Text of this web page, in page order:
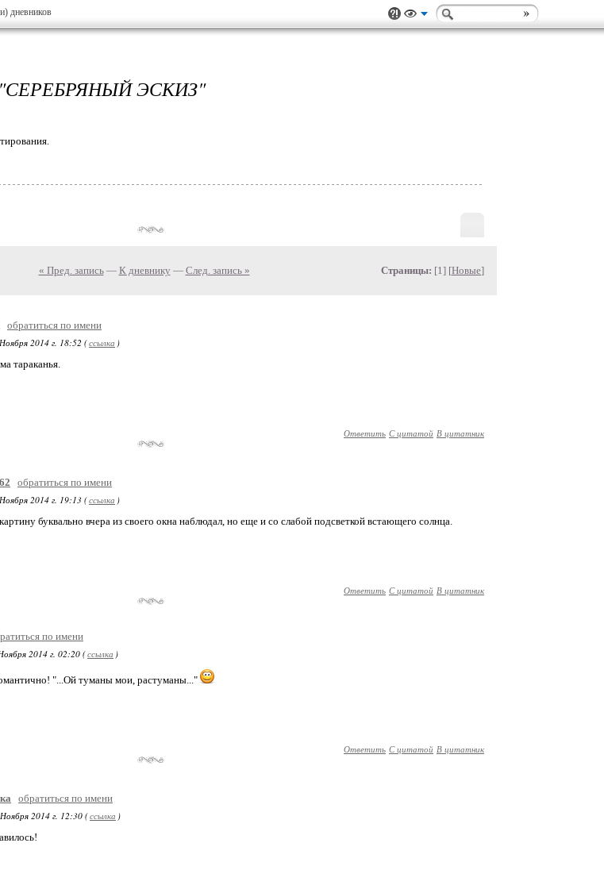
дневников
ЭСКИЗ"
« Пред. запись— К дневнику — След. запись » Страницы: [1] [Новые]
обратиться по имени
2014 г. 18:52 (ссылка )
тараканья.
Ответить С цитатой В цитатник
обратиться по имени
2014 г. 19:13 (ссылка )
буквально вчера из своего окна наблюдал, но еще и со слабой подсветкой встающего солнца.
Ответить С цитатой В цитатник
по имени
2014 г. 02:20 (ссылка )
"...Ой туманы мои, растуманы..."
Ответить С цитатой В цитатник
обратиться по имени
2014 г. 12:30 (ссылка )